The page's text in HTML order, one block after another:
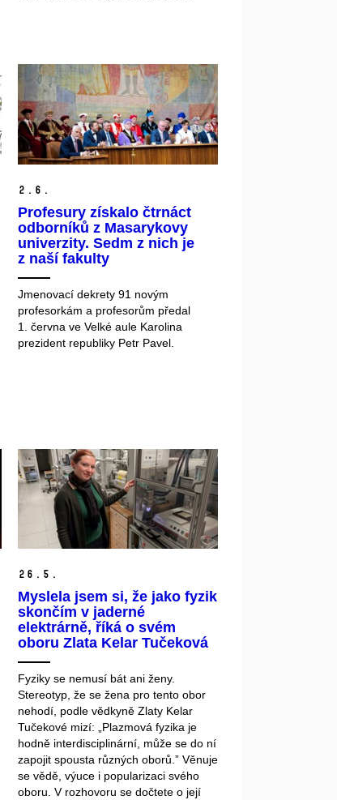
2. 6.
Profesury získalo čtrnáct
odborníků z Masarykovy
univerzity. Sedm z nich je
z naší fakulty
Jmenovací dekrety 91 novým
profesorkám a profesorům předal
1. června ve Velké aule Karolina
prezident republiky Petr Pavel.
26. 5.
Myslela jsem si, že jako fyzik
skončím v jaderné
elektrárně, říká o svém
oboru Zlata Kelar Tučeková
Fyziky se nemusí bát ani ženy.
Stereotyp, že se žena pro tento obor
nehodí, podle vědkyně Zlaty Kelar
Tučekové mizí: „Plazmová fyzika je
hodně interdisciplinární, může se do ní
zapojit spousta různých oborů.” Věnuje
se vědě, výuce i popularizaci svého
oboru. V rozhovoru se dočtete o její